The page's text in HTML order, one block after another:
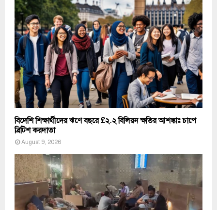
বিদেশি শিক্ষার্থীদের ঋণে বছরে £২.২ বিলিয়ন ক্ষতির আশঙ্কাঃ চাপে
ব্রিটিশ করদাতা
August 9, 2026